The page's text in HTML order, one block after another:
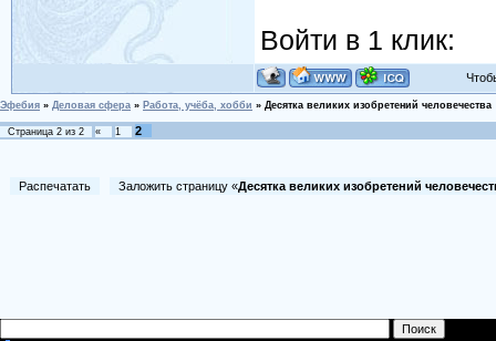
Войти в 1 клик:
Эфебия » Деловая сфера » Работа, учёба, хобби » Десятка великих изобретений человечества
Страница 2 из 2 « 1 2
Распечатать Заложить страницу «Десятка великих изобретений